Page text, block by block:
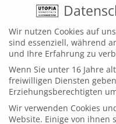
DU
MELDE
Wer­de jetzt
Wir nutzen Cookies auf
sind essenziell, während
und Ihre Erfahrung zu
Wenn Sie unter 16 Jahre
freiwilligen Diensten
Erziehungsberechtigten
Wir verwenden Cookies
Website. Einige von ihnen